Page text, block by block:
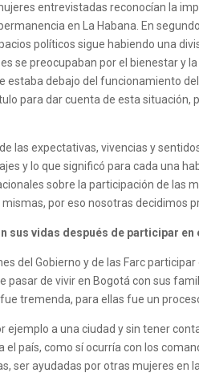
entrevistadas reconocían la
en La Habana. En
políticos sigue habiendo una
se preocupaban por el bienestar y
estaba debajo del funcionamiento
para dar cuenta de esta
las expectativas, vivencias y
y lo que significó para cada una
sobre la participación de las
por eso nosotras decidimos
vidas después de participar en
del Gobierno y de las Farc
pasar de vivir en Bogotá con sus
tremenda, para ellas fue un
ejemplo a una ciudad y sin tener
país, como sí ocurría con los
ser ayudadas por otras mujeres